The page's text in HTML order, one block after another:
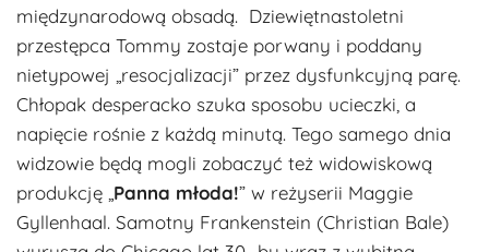
międzynarodową obsadą. Dziewiętnastoletni
przestępca Tommy zostaje porwany i poddany
nietypowej „resocjalizacji” przez dysfunkcyjną parę.
Chłopak desperacko szuka sposobu ucieczki, a
napięcie rośnie z każdą minutą. Tego samego dnia
widzowie będą mogli zobaczyć też widowiskową
produkcję „ Panna młoda!” w reżyserii Maggie
Gyllenhaal. Samotny Frankenstein (Christian Bale)